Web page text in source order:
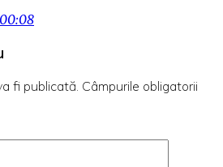
fi publicată. Câmpurile obligatorii